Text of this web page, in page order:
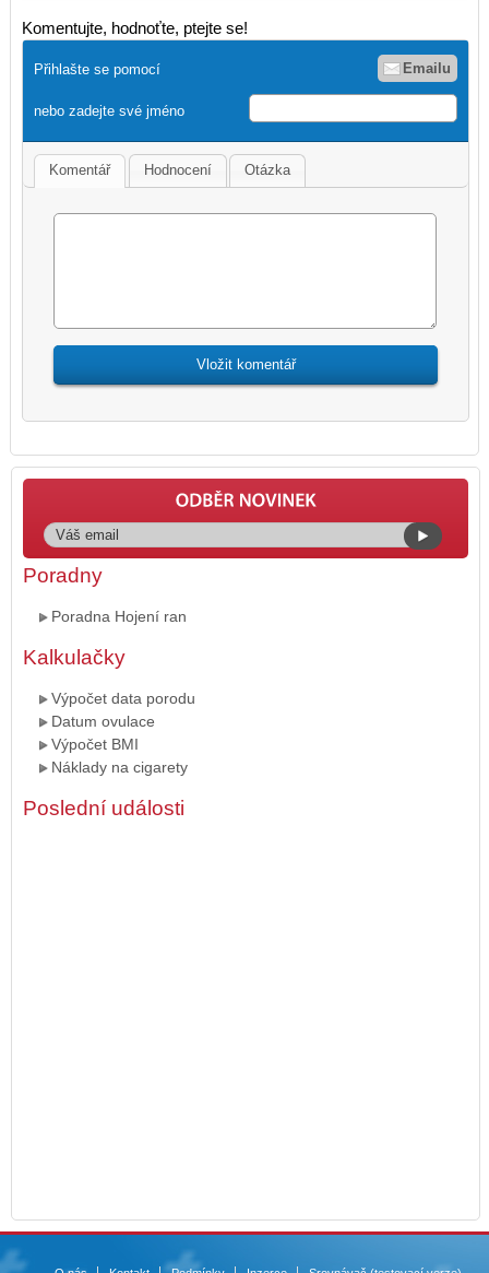
Komentujte, hodnoťte, ptejte se!
Přihlašte se pomocí Emailu
nebo zadejte své jméno
Komentář Hodnocení Otázka
Poradny
Poradna Hojení ran
Kalkulačky
Výpočet data porodu
Datum ovulace
Výpočet BMI
Náklady na cigarety
Poslední události